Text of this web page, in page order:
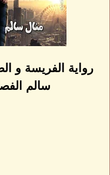
رواية الفريسة و
سالم